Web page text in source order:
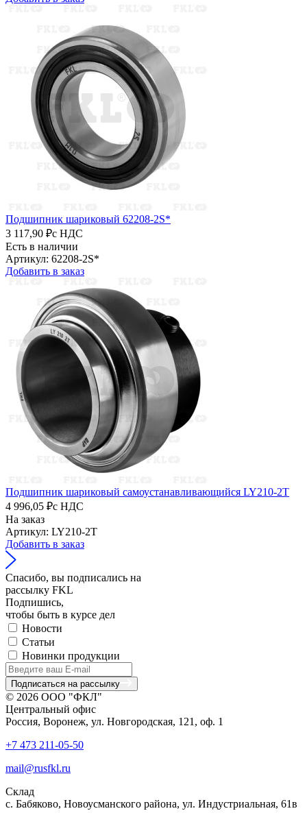
Подшипник шариковый 62208-2S*
3 117,90 ₽с НДС
Есть в наличии
Артикул: 62208-2S*
Добавить в заказ
Подшипник шариковый самоустанавливающийся LY210-2T
4 996,05 ₽с НДС
На заказ
Артикул: LY210-2T
Добавить в заказ
Спасибо, вы подписались на
рассылку FKL
Подпишись,
чтобы быть в курсе дел
Новости
Статьи
Новинки продукции
Подписаться на рассылку
© 2026 ООО "ФКЛ"
Центральный офис
Россия, Воронеж, ул. Новгородская, 121, оф. 1
+7 473 211-05-50
mail@rusfkl.ru
Склад
с. Бабяково, Новоусманского района, ул. Индустриальная, 61в